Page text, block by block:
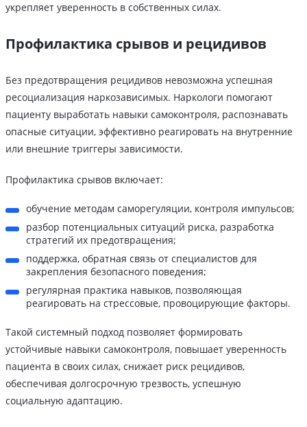
укрепляет уверенность в собственных силах.
Профилактика срывов и рецидивов
Без предотвращения рецидивов невозможна успешная
ресоциализация наркозависимых. Наркологи помогают
пациенту выработать навыки самоконтроля, распознавать
опасные ситуации, эффективно реагировать на внутренние
или внешние триггеры зависимости.
Профилактика срывов включает:
обучение методам саморегуляции, контроля импульсов;
разбор потенциальных ситуаций риска, разработка
стратегий их предотвращения;
поддержка, обратная связь от специалистов для
закрепления безопасного поведения;
регулярная практика навыков, позволяющая
реагировать на стрессовые, провоцирующие факторы.
Такой системный подход позволяет формировать
устойчивые навыки самоконтроля, повышает уверенность
пациента в своих силах, снижает риск рецидивов,
обеспечивая долгосрочную трезвость, успешную
социальную адаптацию.